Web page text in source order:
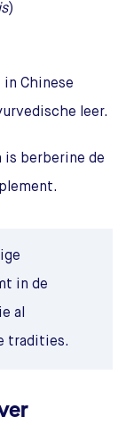
)
Chinese
leer.
is berberine de
in de
al
tradities.